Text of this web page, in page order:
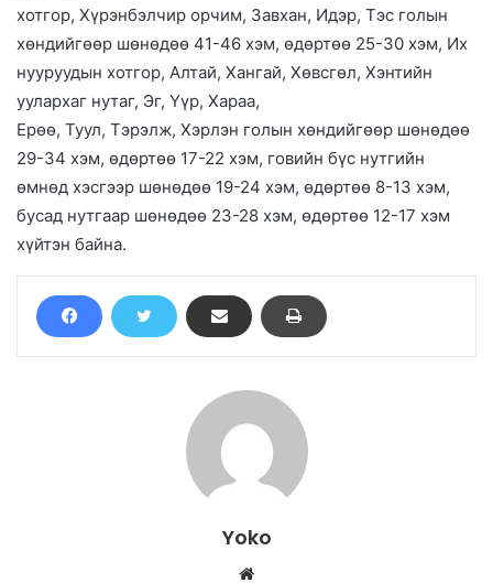
хотгор, Хүрэнбэлчир орчим, Завхан, Идэр, Тэс голын
хөндийгөөр шөнөдөө 41-46 хэм, өдөртөө 25-30 хэм, Их
нууруудын хотгор, Алтай, Хангай, Хөвсгөл, Хэнтийн
уулархаг нутаг, Эг, Үүр, Хараа,
Ерөө, Туул, Тэрэлж, Хэрлэн голын хөндийгөөр шөнөдөө
29-34 хэм, өдөртөө 17-22 хэм, говийн бүс нутгийн
өмнөд хэсгээр шөнөдөө 19-24 хэм, өдөртөө 8-13 хэм,
бусад нутгаар шөнөдөө 23-28 хэм, өдөртөө 12-17 хэм
хүйтэн байна.
Yoko